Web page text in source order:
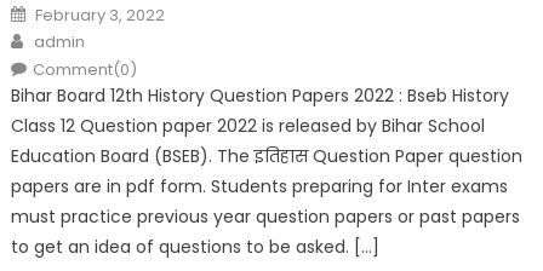
February 3, 2022
admin
Comment(0)
Bihar Board 12th History Question Papers 2022 : Bseb History
Class 12 Question paper 2022 is released by Bihar School
Education Board (BSEB). The इतिहास Question Paper question
papers are in pdf form. Students preparing for Inter exams
must practice previous year question papers or past papers
to get an idea of questions to be asked. […]